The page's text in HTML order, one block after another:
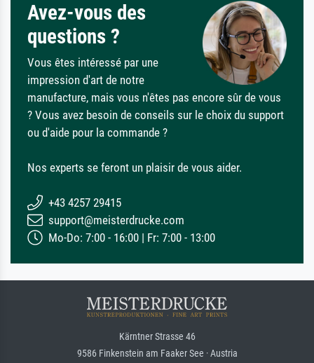
Avez-vous des
questions ?
Vous êtes intéressé par une
impression d'art de notre
manufacture, mais vous n'êtes pas encore sûr de vous
? Vous avez besoin de conseils sur le choix du support
ou d'aide pour la commande ?
Nos experts se feront un plaisir de vous aider.
+43 4257 29415
support@meisterdrucke.com
Mo-Do: 7:00 - 16:00 | Fr: 7:00 - 13:00
Kärntner Strasse 46
9586 Finkenstein am Faaker See · Austria